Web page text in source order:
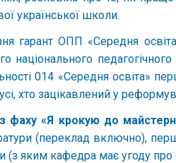
української школи.
гарант ОПП «Середня
національного
014 «Середня освіта»
хто зацікавлений у
фаху «Я крокую до
(переклад включно),
(з яким кафедра має угоду